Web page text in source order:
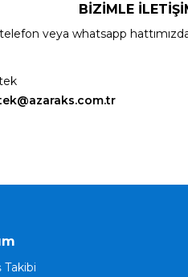
BİZİMLE
veya whatsapp
Takibi